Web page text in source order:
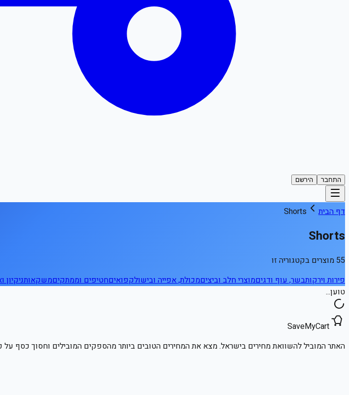
התחבר הירשם
דף הבית Shorts
Shorts
55 מוצרים בקטגוריה זו
פירות וירקותבשר, עוף ודגיםמוצרי חלב וביציםמכולת, אפייה ובישולקפואיםחטיפים וממתקיםמשקאות
טוען...
SaveMyCart
האתר המוביל להשוואת מחירים בישראל. מצא את המחירים הטובים ביותר מהספקים המובילים וחסוך כסף על